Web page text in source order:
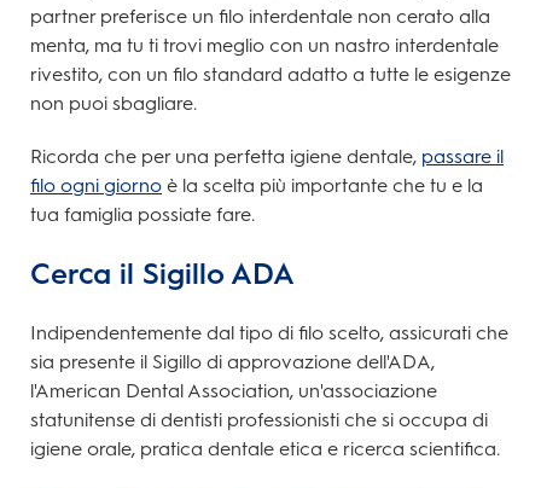
partner preferisce un filo interdentale non cerato alla
menta, ma tu ti trovi meglio con un nastro interdentale
rivestito, con un filo standard adatto a tutte le esigenze
non puoi sbagliare.
Ricorda che per una perfetta igiene dentale, passare il
filo ogni giorno è la scelta più importante che tu e la
tua famiglia possiate fare.
Cerca il Sigillo ADA
Indipendentemente dal tipo di filo scelto, assicurati che
sia presente il Sigillo di approvazione dell'ADA,
l'American Dental Association, un'associazione
statunitense di dentisti professionisti che si occupa di
igiene orale, pratica dentale etica e ricerca scientifica.